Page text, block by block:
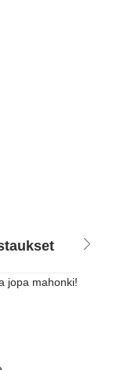
jopa mahonki!